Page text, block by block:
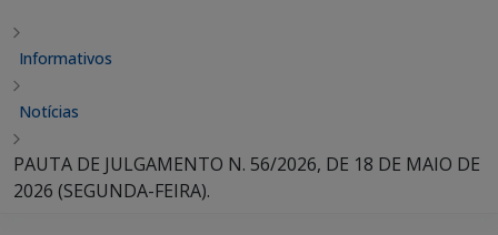
Informativos
Notícias
PAUTA DE JULGAMENTO N. 56/2026, DE 18 DE MAIO DE
2026 (SEGUNDA-FEIRA).